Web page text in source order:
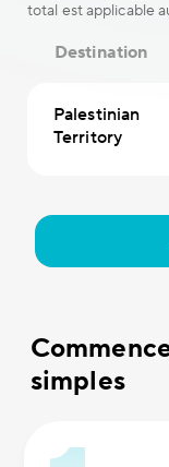
total est applicable
Destination
Palestinian
Territory
simples